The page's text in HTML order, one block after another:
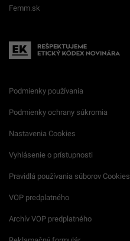
Femm.sk
Podmienky používania
Podmienky ochrany súkromia
Nastavenia Cookies
Vyhlásenie o prístupnosti
Pravidlá používania súborov Cookies
VOP predplatného
Archív VOP predplatného